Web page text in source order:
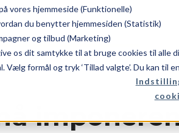
vores hjemmeside (Funktionelle)
du benytter hjemmesiden (Statistik)
og tilbud (Marketing)
os dit samtykke til at bruge cookies til
Vælg formål og tryk ‘Tillad valgte’. Du kan
Reports